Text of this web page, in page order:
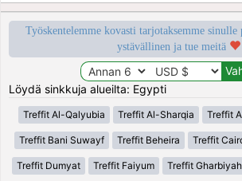
Työskentelemme kovasti tarjotaksemme sinulle
ystävällinen ja tue meitä
Löydä sinkkuja alueilta: Egypti
Treffit Al-Qalyubia Treffit Al-Sharqia Treffit
Treffit Bani Suwayf Treffit Beheira Treffit
Treffit Dumyat Treffit Faiyum Treffit Gharbiyah